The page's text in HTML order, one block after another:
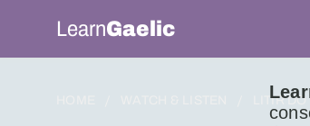
LearnGaelic
LITIR